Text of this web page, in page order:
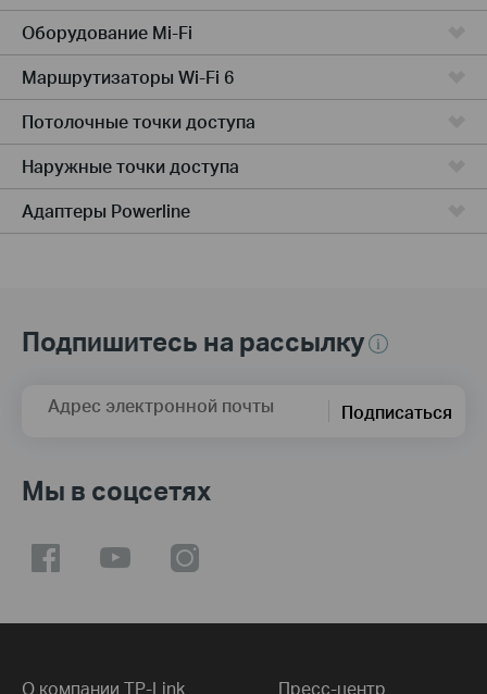
Оборудование Mi-Fi
Маршрутизаторы Wi-Fi 6
Потолочные точки доступа
Наружные точки доступа
Адаптеры Powerline
Подпишитесь на рассылку
Адрес электронной почты Подписаться
Мы в соцсетях
О компании TP-Link Пресс-центр